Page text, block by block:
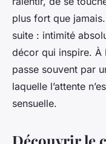
plus fort que
suite : intimité
décor qui inspire. À
passe souvent par
laquelle l’attente
sensuelle.